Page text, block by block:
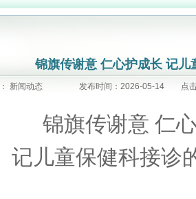
锦旗传谢意 仁心护成长 记儿
新闻动态 发布时间：2026-05-14 点
锦旗传谢意 仁
记儿童保健科接诊